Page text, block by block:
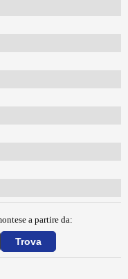
a partire da: